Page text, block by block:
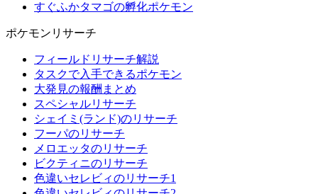
すぐふかタマゴの孵化ポケモン
ポケモンリサーチ
フィールドリサーチ解説
タスクで入手できるポケモン
大発見の報酬まとめ
スペシャルリサーチ
シェイミ(ランド)のリサーチ
フーパのリサーチ
メロエッタのリサーチ
ビクティニのリサーチ
色違いセレビィのリサーチ1